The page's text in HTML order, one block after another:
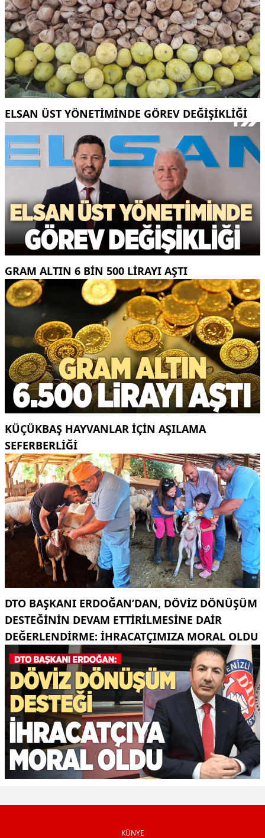
ELSAN ÜST YÖNETIMINDE GÖREV DEĞIŞIKLIĞI
GRAM ALTIN 6 BIN 500 LIRAYI AŞTI
KÜÇÜKBAŞ HAYVANLAR İÇİN AŞILAMA
SEFERBERLİĞİ
DTO BAŞKANI ERDOĞAN’DAN, DÖVIZ DÖNÜŞÜM
DESTEĞININ DEVAM ETTIRILMESINE DAIR
DEĞERLENDIRME: İHRACATÇIMIZA MORAL OLDU
KÜNYE